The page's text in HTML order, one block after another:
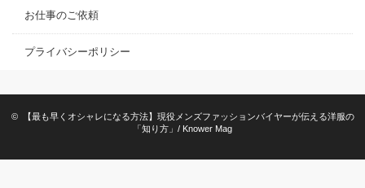
お仕事のご依頼
プライバシーポリシー
©
【最も早くオシャレになる方法】現役メンズファッションバイヤーが伝える洋服の
「知り方」/ Knower Mag